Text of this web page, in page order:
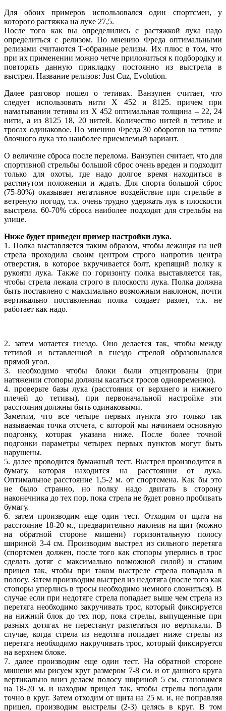
Для обоих примеров использовался один спортсмен, у
которого растяжка на луке 27,5.
После того как вы определились с растяжкой лука надо
определиться с релизом. По мнению Фреда оптимальными
релизами считаются Т-образные релизы. Их плюс в том, что
при их применении можно четче приложиться к подбородку и
повторять данную прикладку постоянно из выстрела в
выстрел. Название релизов: Just Cuz, Evolution.
Далее разговор пошел о тетивах. Ванзупен считает, что
следует использовать нити Х 452 и 8125. причем при
наматывании тетивы из Х 452 оптимальная толщина – 22, 24
нити, а из 8125 18, 20 нитей. Количество нитей в тетиве и
тросах одинаковое. По мнению Фреда 30 оборотов на тетиве
блочного лука это наиболее приемлемый вариант.
О величине сброса после перелома. Ванзупен считает, что для
спортивной стрельбы большой сброс очень вреден и подходит
только для охоты, где надо долгое время находиться в
растянутом положении и ждать. Для спорта большой сброс
(75-80%) оказывает негативное воздействие при стрельбе в
ветреную погоду, т.к. очень трудно удержать лук в плоскости
выстрела. 60-70% сброса наиболее подходят для стрельбы на
улице.
Ниже будет приведен пример настройки лука.
1. Полка выставляется таким образом, чтобы лежащая на ней
стрела проходила своим центром строго напротив центра
отверстия, в которое вкручивается болт, крепящий полку к
рукояти лука. Также по горизонту полка выставляется так,
чтобы стрела лежала строго в плоскости лука. Полка должна
быть поставлено с максимально возможным наклоном, почти
вертикально поставленная полка создает разлет, т.к. не
работает как надо.
2. затем мотается гнездо. Оно делается так, чтобы между
тетивой и вставленной в гнездо стрелой образовывался
прямой угол.
3. необходимо чтобы блоки были отцентрованы (при
натяжении стопоры должны касаться тросов одновременно).
4. проверьте базы лука (расстояния от верхнего и нижнего
плечей до тетивы), при первоначальной настройке эти
расстояния должны быть одинаковыми.
Заметим, что все четыре первых пункта это только так
называемая точка отсчета, с которой мы начинаем основную
подгонку, которая указана ниже. После более точной
подгонки параметры четырех первых пунктов могут быть
нарушены.
5. далее проводится бумажный тест. Выстрел производится в
бумагу, которая находится на расстоянии от лука.
Оптимальное расстояние 1,5-2 м. от спортсмена. Как бы это
не было странно, но полку надо двигать в сторону
наконечника до тех пор, пока стрела не будет ровно пробивать
бумагу.
6. затем производим еще один тест. Отходим от щита на
расстояние 18-20 м., предварительно наклеив на щит (можно
на обратной стороне мишени) горизонтальную полосу
шириной 3-4 см. Производим выстрел из сильного перетяга
(спортсмен должен, после того как стопоры уперлись в трос
сделать дотяг с максимально возможной силой) и ставим
прицел так, чтобы при таком выстреле стрела попадала в
полосу. Затем производим выстрел из недотяга (после того как
стопоры уперлись в тросы необходимо немного сложиться). В
случае если при недотяге стрела попадает выше чем стрела из
перетяга необходимо закручивать трос, который фиксируется
на нижний блок до тех пор, пока стрелы, выпущенные при
разных дотягах не перестанут разлетаться по вертикали. В
случае, когда стрела из недотяга попадает ниже стрелы из
перетяга необходимо накручивать трос, который фиксируется
на верхнем блоке.
7. далее производим еще один тест. На обратной стороне
мишени мы рисуем круг размером 7-8 см. и от данного круга
вертикально вниз делаем полосу шириной 5 см. становимся
на 18-20 м. и находим прицел так, чтобы стрелы попадали
точно в круг. Затем отходим от щита на 25 м. и, не поправляя
прицел, производим выстрелы (2-3) целясь в круг. В том